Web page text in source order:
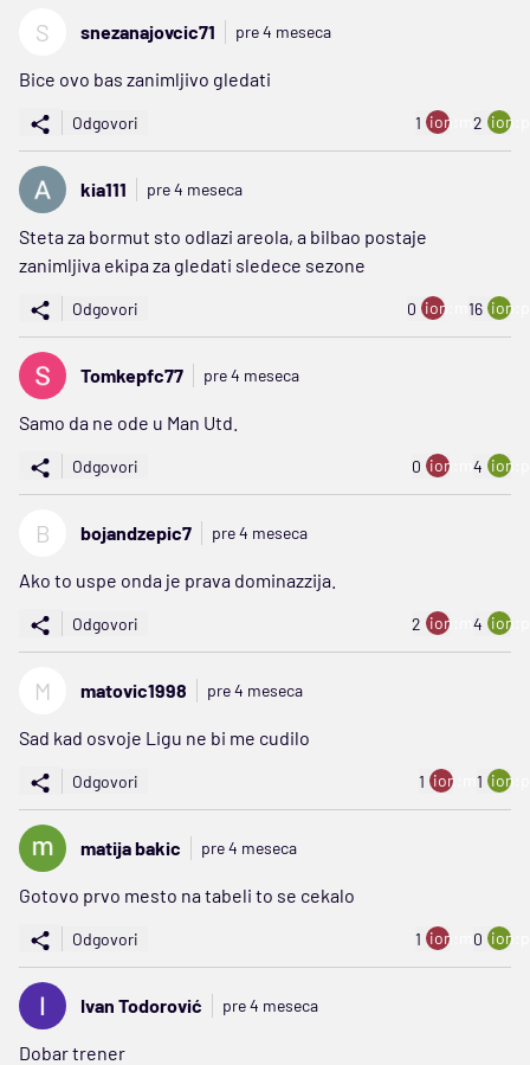
S snezanajovcic71 pre 4 meseca
Bice ovo bas zanimljivo gledati
Odgovori 1 ion:minus
2
kia111 pre 4 meseca
Steta za bormut sto odlazi areola, a bilbao postaje
zanimljiva ekipa za gledati sledece sezone
Odgovori 0 ion:minus
16
Tomkepfc77 pre 4 meseca
Samo da ne ode u Man Utd.
Odgovori 0 ion:minus
4
B bojandzepic7 pre 4 meseca
Ako to uspe onda je prava dominazzija.
Odgovori 2 ion:minus
4
M matovic1998 pre 4 meseca
Sad kad osvoje Ligu ne bi me cudilo
Odgovori 1 ion:minus
1
matija bakic pre 4 meseca
Gotovo prvo mesto na tabeli to se cekalo
Odgovori 1 ion:minus
0
Ivan Todorović pre 4 meseca
Dobar trener